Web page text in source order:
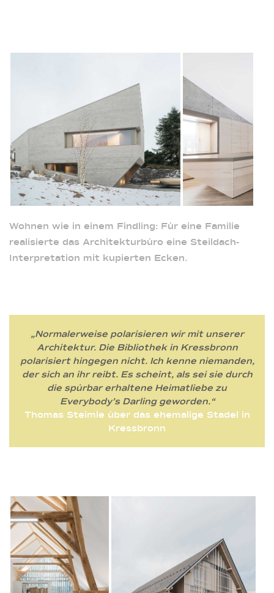
Wohnen wie in einem Findling: Für eine Familie
realisierte das Architekturbüro eine Steildach-
Interpretation mit kupierten Ecken.
„Normalerweise polarisieren wir mit unserer
Architektur. Die Bibliothek in Kressbronn
polarisiert hingegen nicht. Ich kenne niemanden,
der sich an ihr reibt. Es scheint, als sei sie durch
die spürbar erhaltene Heimatliebe zu
Everybody’s Darling geworden.“
Thomas Steimle über das ehemalige Stadel in
Kressbronn